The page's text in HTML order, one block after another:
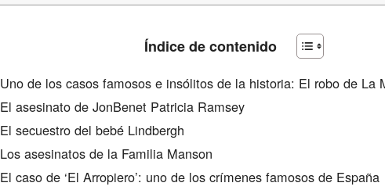
Índice de contenido
Uno de los casos famosos e insólitos de la historia: El robo de La
El asesinato de JonBenet Patricia Ramsey
El secuestro del bebé Lindbergh
Los asesinatos de la Familia Manson
El caso de ‘El Arropiero’: uno de los crímenes famosos de España